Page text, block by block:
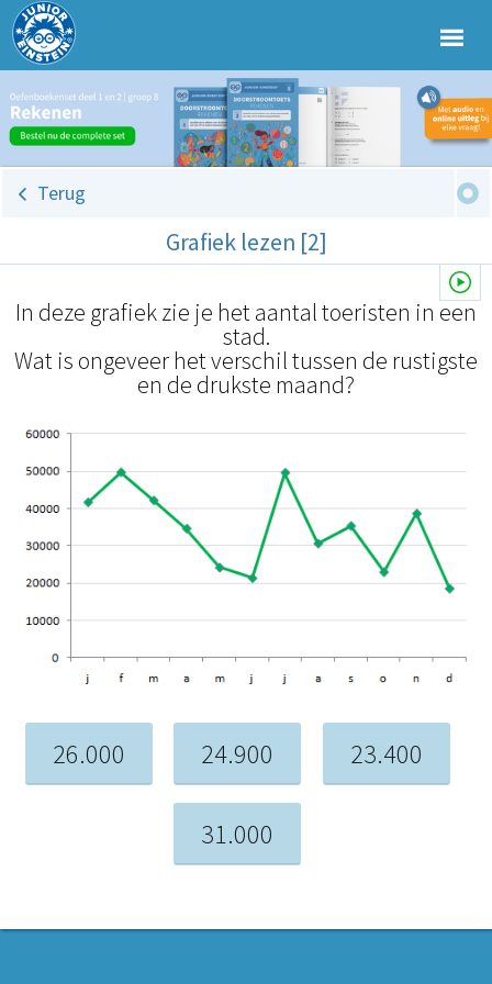
Terug
Grafiek lezen [2]
In deze grafiek zie je het aantal toeristen in een
stad.
Wat is ongeveer het verschil tussen de rustigste
en de drukste maand?
26.000 24.900 23.400
31.000